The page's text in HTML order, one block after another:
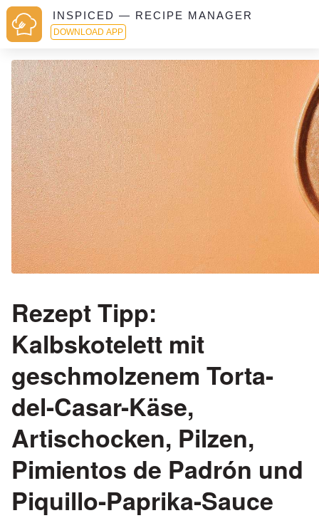
INSPICED — RECIPE MANAGER
DOWNLOAD APP
Rezept Tipp:
Kalbskotelett mit
geschmolzenem Torta-
del-Casar-Käse,
Artischocken, Pilzen,
Pimientos de Padrón und
Piquillo-Paprika-Sauce